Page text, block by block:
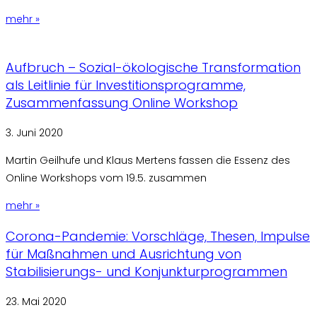
mehr »
Aufbruch – Sozial-ökologische Transformation
als Leitlinie für Investitionsprogramme,
Zusammenfassung Online Workshop
3. Juni 2020
Martin Geilhufe und Klaus Mertens fassen die Essenz des
Online Workshops vom 19.5. zusammen
mehr »
Corona-Pandemie: Vorschläge, Thesen, Impulse
für Maßnahmen und Ausrichtung von
Stabilisierungs- und Konjunkturprogrammen
23. Mai 2020